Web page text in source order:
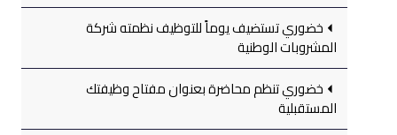
خضوري تستضيف يوماً للتوظيف نظمته شركة
المشروبات الوطنية
خضوري تنظم محاضرة بعنوان مفتاح وظيفتك
المستقبلية